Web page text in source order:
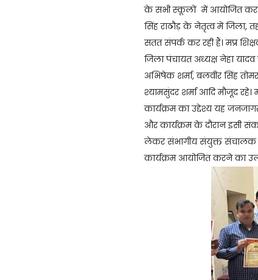
के सभी स्कूलों में आयोजित करने
सिंह राठौड़ के नेतृत्व में
सतत संपर्क कर रही हैं। मप्र
जिला पंचायत अध्यक्ष नेहा यादव
अभिषेक शर्मा, बलवीर सिंह
श्यामसुंदर शर्मा आदि मौजूद रहे।
कार्यक्रम का उद्देश्य यह
और कार्यक्रम के दौरान इसी
लेकर संभागीय संयुक्त संचालक
कार्यक्रम आयोजित करने का